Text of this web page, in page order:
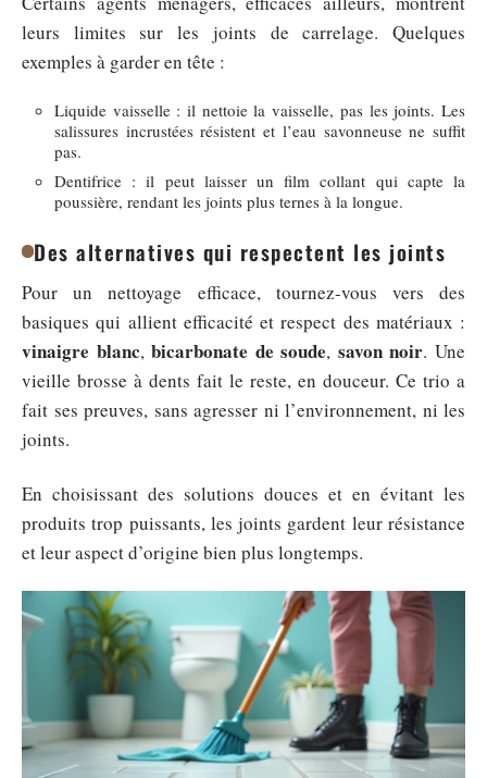
leurs limites sur les joints de carrelage. Quelques
exemples à garder en tête :
Liquide vaisselle : il nettoie la vaisselle, pas les joints. Les
salissures incrustées résistent et l’eau savonneuse ne suffit
pas.
Dentifrice : il peut laisser un film collant qui capte la
poussière, rendant les joints plus ternes à la longue.
Des alternatives qui respectent les joints
Pour un nettoyage efficace, tournez-vous vers des
basiques qui allient efficacité et respect des matériaux :
vinaigre blanc,bicarbonate de soude, savon noir. Une
vieille brosse à dents fait le reste, en douceur. Ce trio a
fait ses preuves, sans agresser ni l’environnement, ni les
joints.
En choisissant des solutions douces et en évitant les
produits trop puissants, les joints gardent leur résistance
et leur aspect d’origine bien plus longtemps.